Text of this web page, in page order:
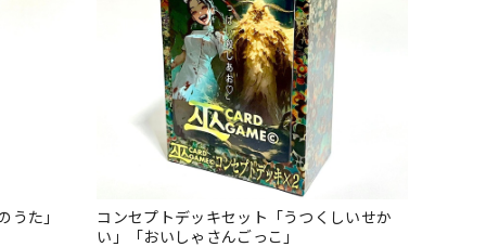
うた」
コンセプトデッキセット「うつくしいせか
い」「おいしゃさんごっこ」